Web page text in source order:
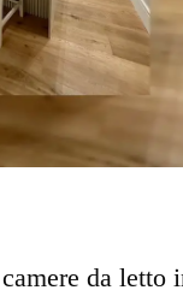
da letto